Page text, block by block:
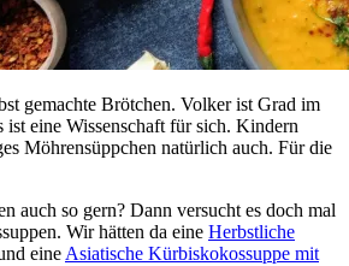
gemachte Brötchen. Volker ist Grad im
ist eine Wissenschaft für sich. Kindern
Möhrensüppchen natürlich auch. Für die
auch so gern? Dann versucht es doch mal
Wir hätten da eine Herbstliche
eine Asiatische Kürbiskokossuppe mit